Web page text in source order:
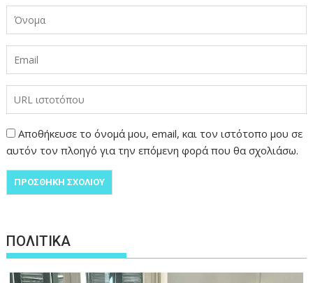
Αποθήκευσε το όνομά μου, email, και τον ιστότοπο μου σε
αυτόν τον πλοηγό για την επόμενη φορά που θα σχολιάσω.
ΠΟΛΙΤΙΚΑ